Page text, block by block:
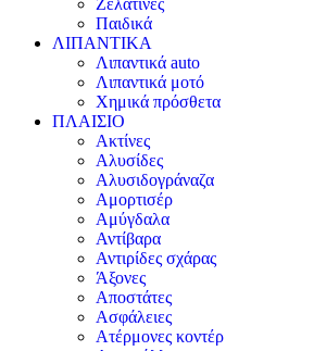
Ζελατίνες
Παιδικά
ΛΙΠΑΝΤΙΚΑ
Λιπαντικά auto
Λιπαντικά μοτό
Χημικά πρόσθετα
ΠΛΑΙΣΙΟ
Ακτίνες
Αλυσίδες
Αλυσιδογράναζα
Αμορτισέρ
Αμύγδαλα
Αντίβαρα
Αντιρίδες σχάρας
Άξονες
Αποστάτες
Ασφάλειες
Ατέρμονες κοντέρ